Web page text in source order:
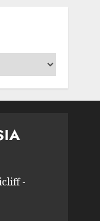
-